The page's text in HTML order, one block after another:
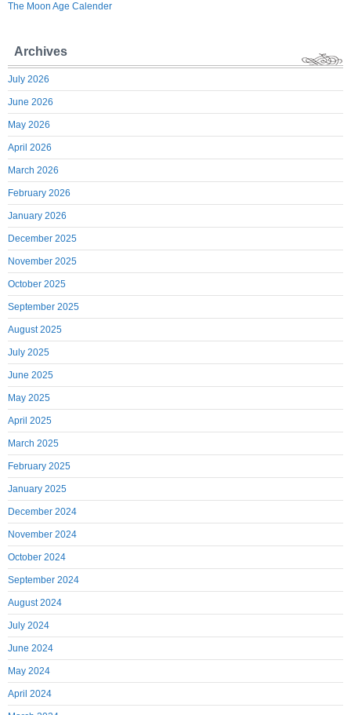
The Moon Age Calender
Archives
July 2026
June 2026
May 2026
April 2026
March 2026
February 2026
January 2026
December 2025
November 2025
October 2025
September 2025
August 2025
July 2025
June 2025
May 2025
April 2025
March 2025
February 2025
January 2025
December 2024
November 2024
October 2024
September 2024
August 2024
July 2024
June 2024
May 2024
April 2024